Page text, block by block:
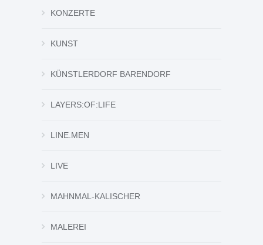
KONZERTE
KUNST
KÜNSTLERDORF BARENDORF
LAYERS:OF:LIFE
LINE.MEN
LIVE
MAHNMAL-KALISCHER
MALEREI